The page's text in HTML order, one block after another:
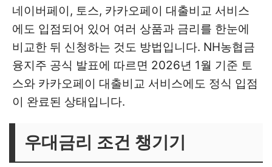
네이버페이, 토스, 카카오페이 대출비교 서비스
에도 입점되어 있어 여러 상품과 금리를 한눈에
비교한 뒤 신청하는 것도 방법입니다. NH농협금
융지주 공식 발표에 따르면 2026년 1월 기준 토
스와 카카오페이 대출비교 서비스에도 정식 입점
이 완료된 상태입니다.
우대금리 조건 챙기기